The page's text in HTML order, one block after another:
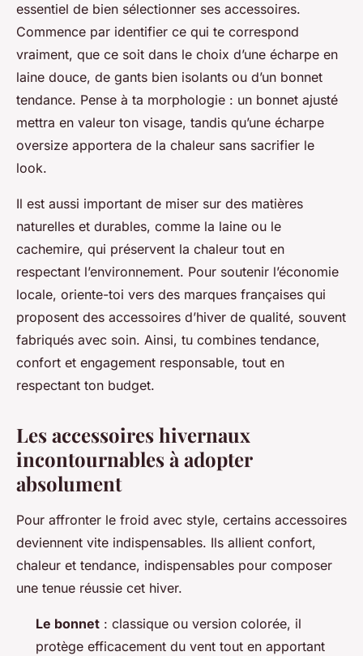
essentiel de bien sélectionner ses accessoires.
Commence par identifier ce qui te correspond
vraiment, que ce soit dans le choix d’une écharpe en
laine douce, de gants bien isolants ou d’un bonnet
tendance. Pense à ta morphologie : un bonnet ajusté
mettra en valeur ton visage, tandis qu’une écharpe
oversize apportera de la chaleur sans sacrifier le
look.
Il est aussi important de miser sur des matières
naturelles et durables, comme la laine ou le
cachemire, qui préservent la chaleur tout en
respectant l’environnement. Pour soutenir l’économie
locale, oriente-toi vers des marques françaises qui
proposent des accessoires d’hiver de qualité, souvent
fabriqués avec soin. Ainsi, tu combines tendance,
confort et engagement responsable, tout en
respectant ton budget.
Les accessoires hivernaux
incontournables à adopter
absolument
Pour affronter le froid avec style, certains accessoires
deviennent vite indispensables. Ils allient confort,
chaleur et tendance, indispensables pour composer
une tenue réussie cet hiver.
Le bonnet : classique ou version colorée, il
protège efficacement du vent tout en apportant